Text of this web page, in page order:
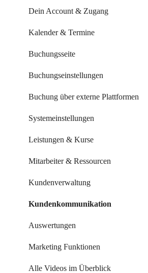
Dein Account & Zugang
Kalender & Termine
Buchungsseite
Buchungseinstellungen
Buchung über externe Plattformen
Systemeinstellungen
Leistungen & Kurse
Mitarbeiter & Ressourcen
Kundenverwaltung
Kundenkommunikation
Auswertungen
Marketing Funktionen
Alle Videos im Überblick